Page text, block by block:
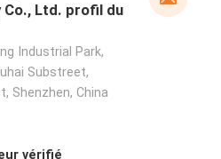
Co., Ltd. profil du
Industrial Park,
Substreet,
Shenzhen, China
vérifié